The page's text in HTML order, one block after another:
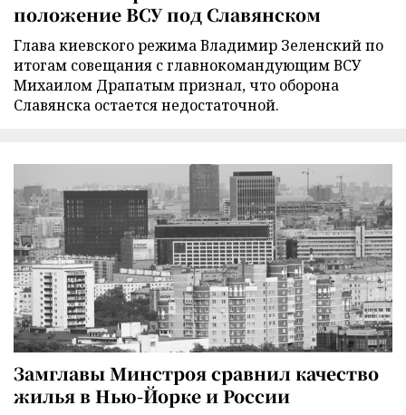
положение ВСУ под Славянском
Глава киевского режима Владимир Зеленский по
итогам совещания с главнокомандующим ВСУ
Михаилом Драпатым признал, что оборона
Славянска остается недостаточной.
Замглавы Минстроя сравнил качество
жилья в Нью-Йорке и России